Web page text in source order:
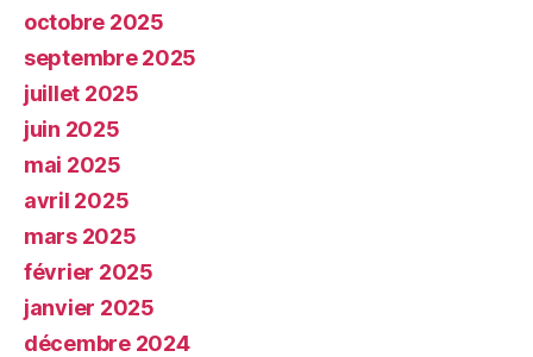
octobre 2025
septembre 2025
juillet 2025
juin 2025
mai 2025
avril 2025
mars 2025
février 2025
janvier 2025
décembre 2024